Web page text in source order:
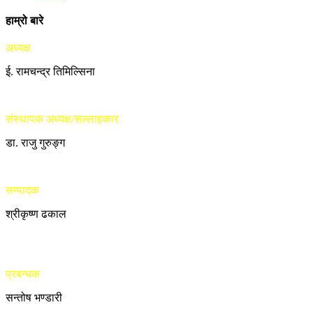
हाम्रो बारे
अध्यक्ष
ई. रामचन्द्र तिमिल्सिना
संस्थापक अध्यक्ष/सल्लाहकार
डा. राजु गुरुङ्ग
सम्पादक
श्रीकृष्ण ढकाल
प्रबन्धक
सन्तोष भण्डारी